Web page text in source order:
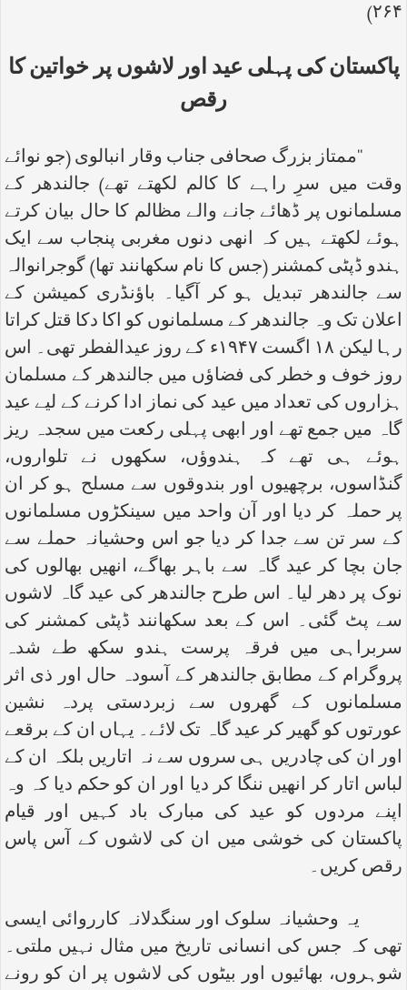
۲۶۴)
پاکستان کی پہلی عید اور لاشوں پر خواتین کا
رقص
‘‘ممتاز بزرگ صحافی جناب وقار انبالوی (جو نوائے
وقت میں سرِ راہے کا کالم لکھتے تھے) جالندھر کے
مسلمانوں پر ڈھائے جانے والے مظالم کا حال بیان کرتے
ہوئے لکھتے ہیں کہ انھی دنوں مغربی پنجاب سے ایک
ہندو ڈپٹی کمشنر (جس کا نام سکھانند تھا) گوجرانوالہ
سے جالندھر تبدیل ہو کر آگیا۔ باؤنڈری کمیشن کے
اعلان تک وہ جالندھر کے مسلمانوں کو اکا دکا قتل کراتا
رہا لیکن ۱۸ اگست ۱۹۴۷ء کے روز عیدالفطر تھی۔ اس
روز خوف و خطر کی فضاؤں میں جالندھر کے مسلمان
ہزاروں کی تعداد میں عید کی نماز ادا کرنے کے لیے عید
گاہ میں جمع تھے اور ابھی پہلی رکعت میں سجدہ ریز
ہوئے ہی تھے کہ ہندوؤں، سکھوں نے تلواروں،
گنڈاسوں، برچھیوں اور بندوقوں سے مسلح ہو کر ان
پر حملہ کر دیا اور آن واحد میں سینکڑوں مسلمانوں
کے سر تن سے جدا کر دیا جو اس وحشیانہ حملے سے
جان بچا کر عید گاہ سے باہر بھاگے، انھیں بھالوں کی
نوک پر دھر لیا۔ اس طرح جالندھر کی عید گاہ لاشوں
سے پٹ گئی۔ اس کے بعد سکھانند ڈپٹی کمشنر کی
سربراہی میں فرقہ پرست ہندو سکھ طے شدہ
پروگرام کے مطابق جالندھر کے آسودہ حال اور ذی اثر
مسلمانوں کے گھروں سے زبردستی پردہ نشین
عورتوں کو گھیر کر عید گاہ تک لائے۔ یہاں ان کے برقعے
اور ان کی چادریں ہی سروں سے نہ اتاریں بلکہ ان کے
لباس اتار کر انھیں ننگا کر دیا اور ان کو حکم دیا کہ وہ
اپنے مردوں کو عید کی مبارک باد کہیں اور قیام
پاکستان کی خوشی میں ان کی لاشوں کے آس پاس
رقص کریں۔
یہ وحشیانہ سلوک اور سنگدلانہ کارروائی ایسی
تھی کہ جس کی انسانی تاریخ میں مثال نہیں ملتی۔
شوہروں، بھائیوں اور بیٹوں کی لاشوں پر ان کو رونے